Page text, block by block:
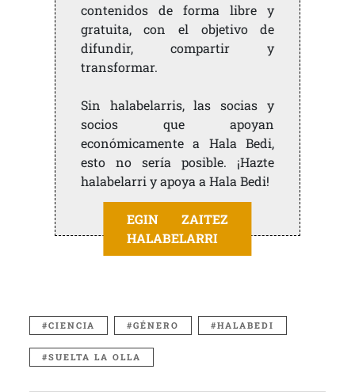
contenidos de forma libre y
gratuita, con el objetivo de
difundir, compartir y
transformar.
Sin halabelarris, las socias y
socios que apoyan
económicamente a Hala Bedi,
esto no sería posible. ¡Hazte
halabelarri y apoya a Hala Bedi!
EGIN ZAITEZ
HALABELARRI
CIENCIA GÉNERO HALABEDI
SUELTA LA OLLA